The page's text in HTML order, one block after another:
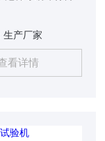
生产厂家
看详情